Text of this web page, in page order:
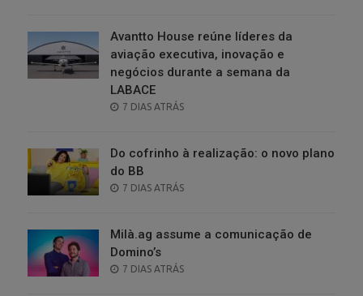
Avantto House reúne líderes da
aviação executiva, inovação e
negócios durante a semana da
LABACE
POSTED
7 DIAS ATRÁS
Do cofrinho à realização: o novo plano
do BB
POSTED
7 DIAS ATRÁS
Milà.ag assume a comunicação de
Domino’s
POSTED
7 DIAS ATRÁS